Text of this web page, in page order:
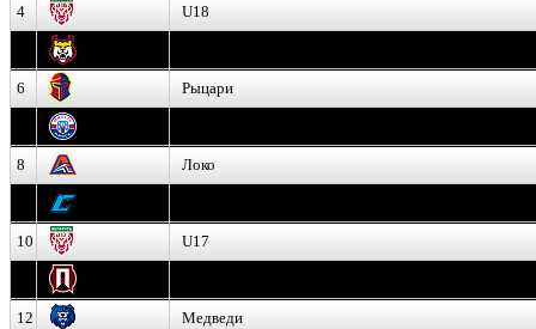
4 U18
6 Рыцари
8 Локо
10 U17
12 Медведи